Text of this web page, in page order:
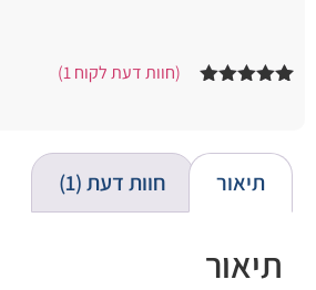
דירוגים של
לקוחות
(חוות דעת לקוח1
)
תיאור חוות דעת (1)
תיאור